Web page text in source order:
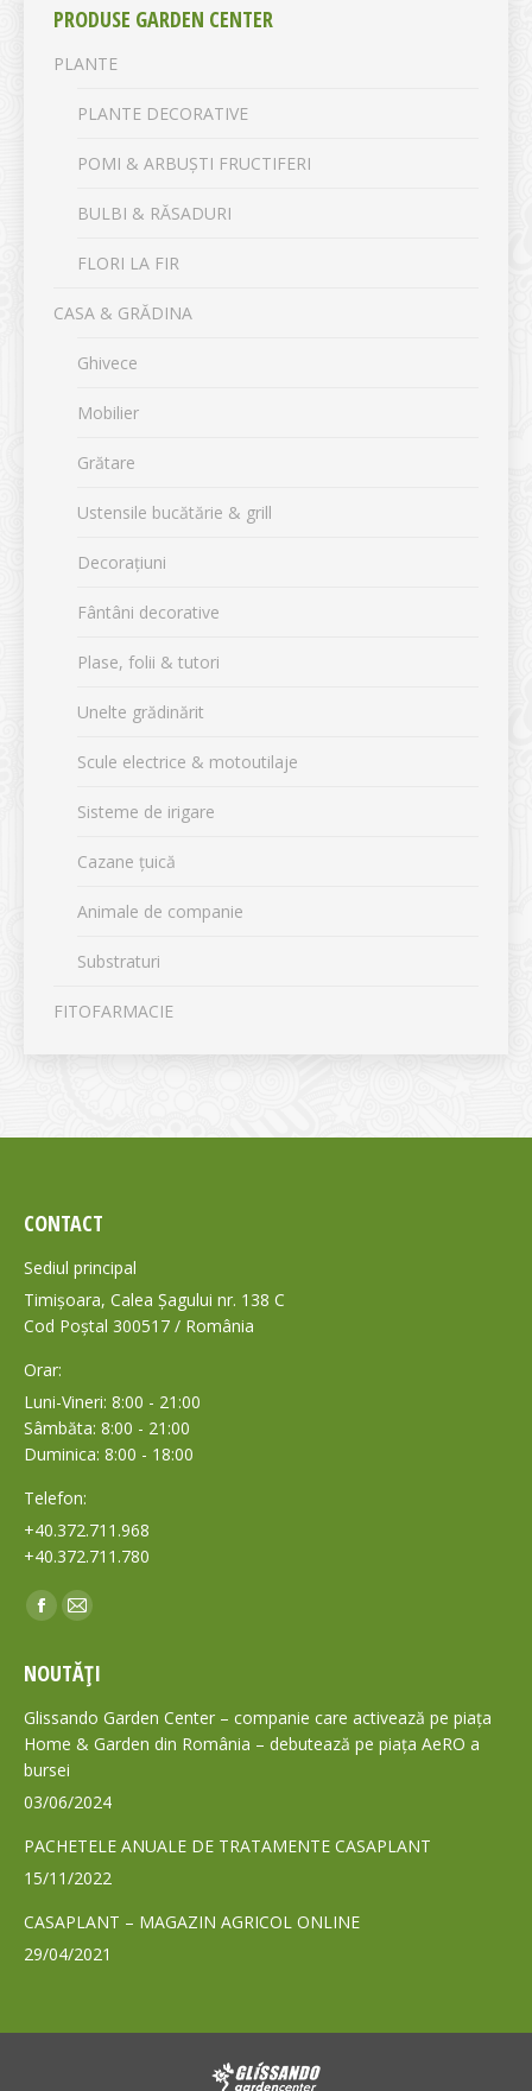
PRODUSE GARDEN CENTER
PLANTE
PLANTE DECORATIVE
POMI & ARBUȘTI FRUCTIFERI
BULBI & RĂSADURI
FLORI LA FIR
CASA & GRĂDINA
Ghivece
Mobilier
Grătare
Ustensile bucătărie & grill
Decorațiuni
Fântâni decorative
Plase, folii & tutori
Unelte grădinărit
Scule electrice & motoutilaje
Sisteme de irigare
Cazane țuică
Animale de companie
Substraturi
FITOFARMACIE
CONTACT
Sediul principal
Timișoara, Calea Șagului nr. 138 C
Cod Poștal 300517 / România
Orar:
Luni-Vineri: 8:00 - 21:00
Sâmbăta: 8:00 - 21:00
Duminica: 8:00 - 18:00
Telefon:
+40.372.711.968
+40.372.711.780
Find us on:
Facebook
opens
in
new
window
Mail
opens
in
new
NOUTĂȚI
Glissando Garden Center – companie care activează pe piața
Home & Garden din România – debutează pe piața AeRO a
bursei
03/06/2024
PACHETELE ANUALE DE TRATAMENTE CASAPLANT
15/11/2022
CASAPLANT – MAGAZIN AGRICOL ONLINE
29/04/2021